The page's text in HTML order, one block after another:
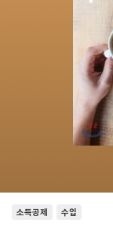
소득공제 수입